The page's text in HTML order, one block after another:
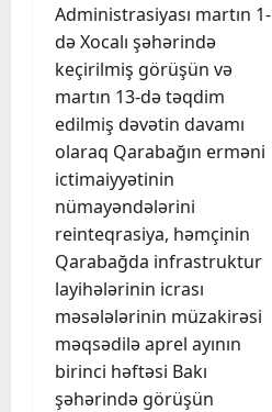
Administrasiyası martın 1-
də Xocalı şəhərində
keçirilmiş görüşün və
martın 13-də təqdim
edilmiş dəvətin davamı
olaraq Qarabağın erməni
ictimaiyyətinin
nümayəndələrini
reinteqrasiya, həmçinin
Qarabağda infrastruktur
layihələrinin icrası
məsələlərinin müzakirəsi
məqsədilə aprel ayının
birinci həftəsi Bakı
şəhərində görüşün